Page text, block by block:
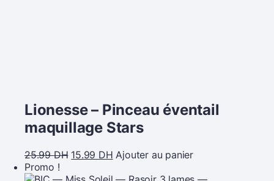
Lionesse – Pinceau éventail
maquillage Stars
25.99DH 15.99 DH Ajouter au panier
Promo !